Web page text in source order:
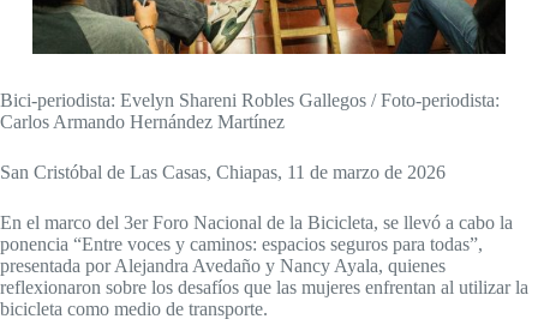
Bici-periodista: Evelyn Shareni Robles Gallegos / Foto-periodista:
Carlos Armando Hernández Martínez
San Cristóbal de Las Casas, Chiapas, 11 de marzo de 2026
En el marco del 3er Foro Nacional de la Bicicleta, se llevó a cabo la
ponencia “Entre voces y caminos: espacios seguros para todas”,
presentada por Alejandra Avedaño y Nancy Ayala, quienes
reflexionaron sobre los desafíos que las mujeres enfrentan al utilizar la
bicicleta como medio de transporte.